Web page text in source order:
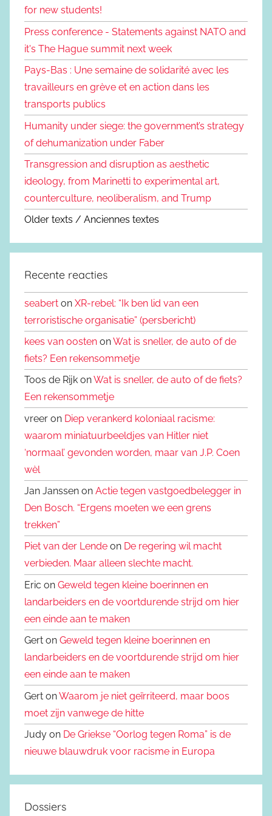
for new students!
Press conference - Statements against NATO and
it's The Hague summit next week
Pays-Bas : Une semaine de solidarité avec les
travailleurs en grève et en action dans les
transports publics
Humanity under siege: the government’s strategy
of dehumanization under Faber
Transgression and disruption as aesthetic
ideology, from Marinetti to experimental art,
counterculture, neoliberalism, and Trump
Older texts / Anciennes textes
Recente reacties
seabert on XR-rebel: “Ik ben lid van een
terroristische organisatie” (persbericht)
kees van oosten onWat is sneller, de auto of de
fiets? Een rekensommetje
Toos de Rijk onWat is sneller, de auto of de fiets?
Een rekensommetje
vreer on Diep verankerd koloniaal racisme:
waarom miniatuurbeeldjes van Hitler niet
‘normaal’ gevonden worden, maar van J.P. Coen
wèl
Jan Janssen on Actie tegen vastgoedbelegger in
Den Bosch. “Ergens moeten we een grens
trekken”
Piet van der Lende on De regering wil macht
verbieden. Maar alleen slechte macht.
Eric on Geweld tegen kleine boerinnen en
landarbeiders en de voortdurende strijd om hier
een einde aan te maken
Gert on Geweld tegen kleine boerinnen en
landarbeiders en de voortdurende strijd om hier
een einde aan te maken
Gert onWaarom je niet geïrriteerd, maar boos
moet zijn vanwege de hitte
Judy on De Griekse “Oorlog tegen Roma” is de
nieuwe blauwdruk voor racisme in Europa
Dossiers